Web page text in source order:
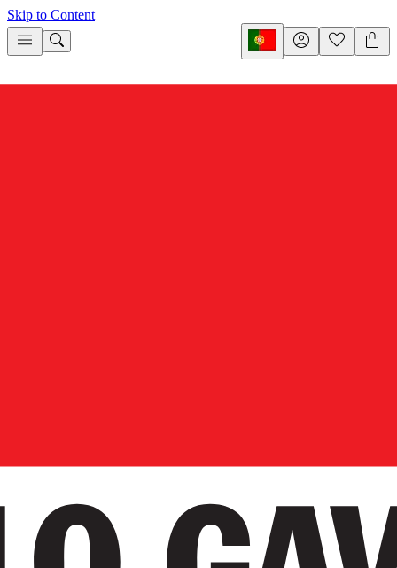
Skip to Content